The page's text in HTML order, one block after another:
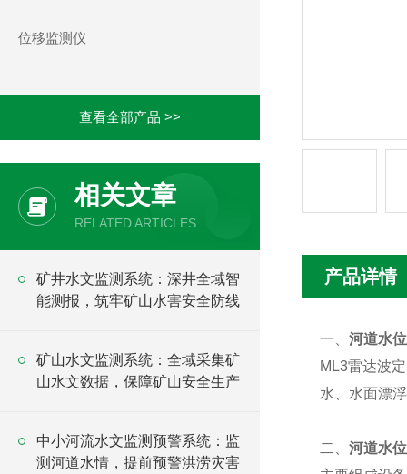
位移监测仪
查看全部产品 >>
相关文章
RELATED ARTICLES
矿井水文监测系统：深井全域智
能测报，筑牢矿山水害安全防线
矿山水文监测系统：全域采集矿
山水文数据，保障矿山安全生产
中小河流水文监测预警系统：监
测河道水情，提前预警洪涝灾害
产品详情
一、 河道水
ML3雷达波
水、水面漂
二、 河道水